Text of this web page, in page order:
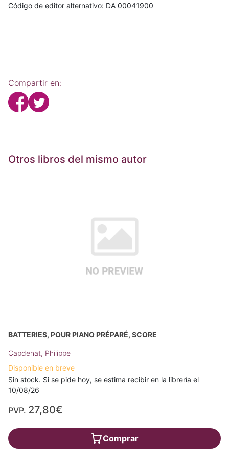
Código de editor alternativo: DA 00041900
Compartir en:
Otros libros del mismo autor
BATTERIES, POUR PIANO PRÉPARÉ, SCORE
Capdenat, Philippe
Disponible en breve
Sin stock. Si se pide hoy, se estima recibir en la librería el
10/08/26
PVP. 27,80€
Comprar